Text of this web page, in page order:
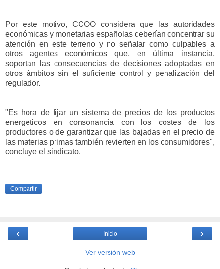
Por este motivo, CCOO considera que las autoridades
económicas y monetarias españolas deberían concentrar su
atención en este terreno y no señalar como culpables a
otros agentes económicos que, en última instancia,
soportan las consecuencias de decisiones adoptadas en
otros ámbitos sin el suficiente control y penalización del
regulador.
"Es hora de fijar un sistema de precios de los productos
energéticos en consonancia con los costes de los
productores o de garantizar que las bajadas en el precio de
las materias primas también revierten en los consumidores",
concluye el sindicato.
Compartir
‹ ›
Inicio
Ver versión web